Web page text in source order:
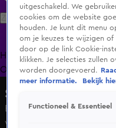
Zoeken
HomeUitzending Gemist
OranjezomerLivestreams
Shownieuws
Bruiloft Marijn Kuipers
wachten
uitgeschakeld. We
cookies om de website
houden. Je kunt dit menu
om je keuzes te wijzigen
door op de link Cookie-
klikken. Je selecties zullen
worden doorgevoerd.
meer informatie.
Bekijk
Functioneel & Essentieel